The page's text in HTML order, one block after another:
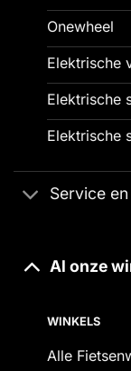
Onewheel
Elektrische
Elektrische
Elektrische
Service
Al onze
WINKELS
Alle